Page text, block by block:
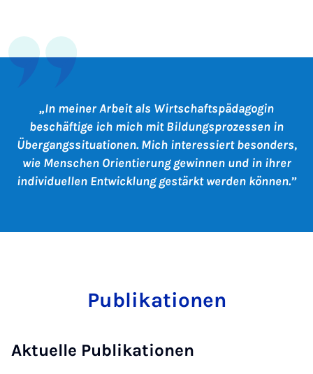
In meiner Arbeit als Wirtschaftspädagogin
beschäftige ich mich mit Bildungsprozessen in
Übergangssituationen. Mich interessiert besonders,
wie Menschen Orientierung gewinnen und in ihrer
individuellen Entwicklung gestärkt werden können.
Publikationen
Aktuelle Publikationen